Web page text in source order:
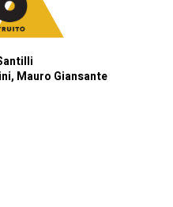
Mauro Giansante